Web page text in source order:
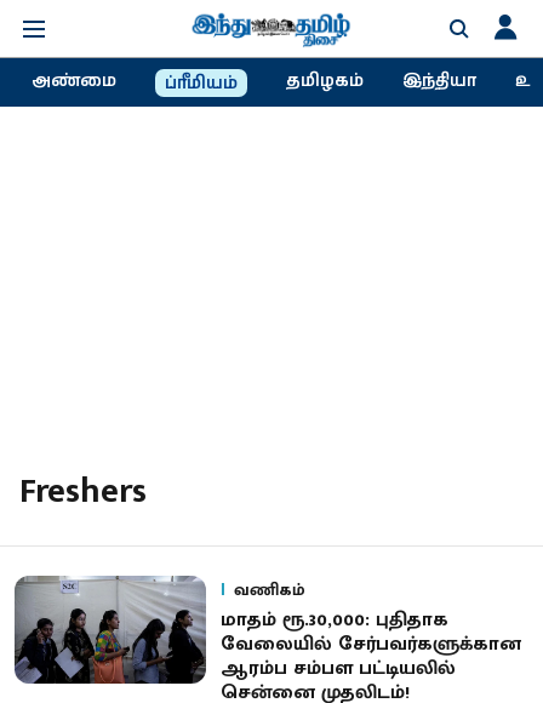
அண்மை ப்ரீமியம் தமிழகம் இந்தியா
Freshers
வணிகம்
மாதம் ரூ.30,000: புதிதாக
வேலையில் சேர்பவர்களுக்கான
ஆரம்ப சம்பள பட்டியலில்
சென்னை முதலிடம்!